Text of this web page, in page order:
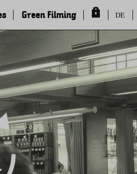
Green Filming DE